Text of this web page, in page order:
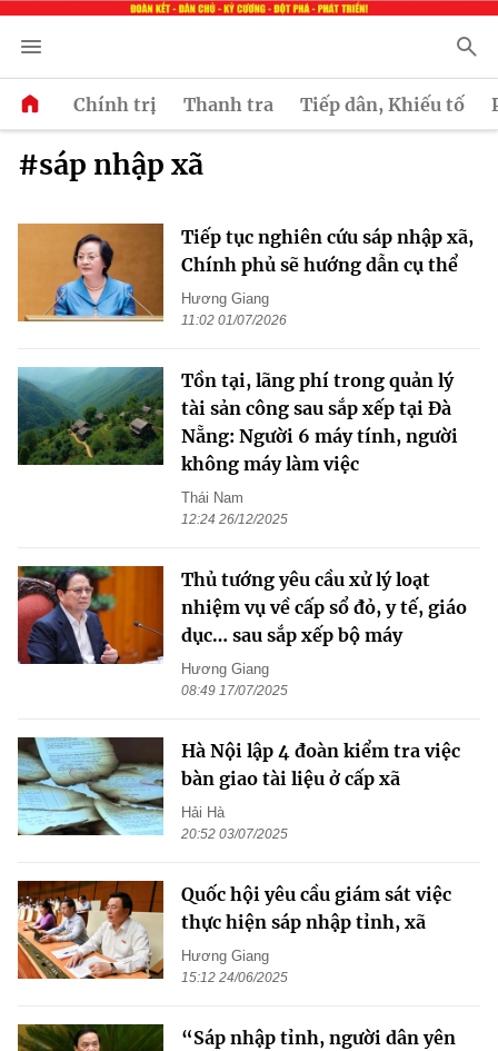
Chính trị Thanh tra Tiếp dân, Khiếu tố
#sáp nhập xã
Tiếp tục nghiên cứu sáp nhập xã,
Chính phủ sẽ hướng dẫn cụ thể
Hương Giang
11:02 01/07/2026
Tồn tại, lãng phí trong quản lý
tài sản công sau sắp xếp tại Đà
Nẵng: Người 6 máy tính, người
không máy làm việc
Thái Nam
12:24 26/12/2025
Thủ tướng yêu cầu xử lý loạt
nhiệm vụ về cấp sổ đỏ, y tế, giáo
dục… sau sắp xếp bộ máy
Hương Giang
08:49 17/07/2025
Hà Nội lập 4 đoàn kiểm tra việc
bàn giao tài liệu ở cấp xã
Hải Hà
20:52 03/07/2025
Quốc hội yêu cầu giám sát việc
thực hiện sáp nhập tỉnh, xã
Hương Giang
15:12 24/06/2025
“Sáp nhập tỉnh, người dân yên